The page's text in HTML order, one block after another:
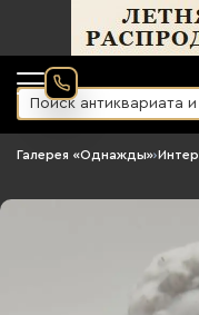
Галерея «Однажды»›